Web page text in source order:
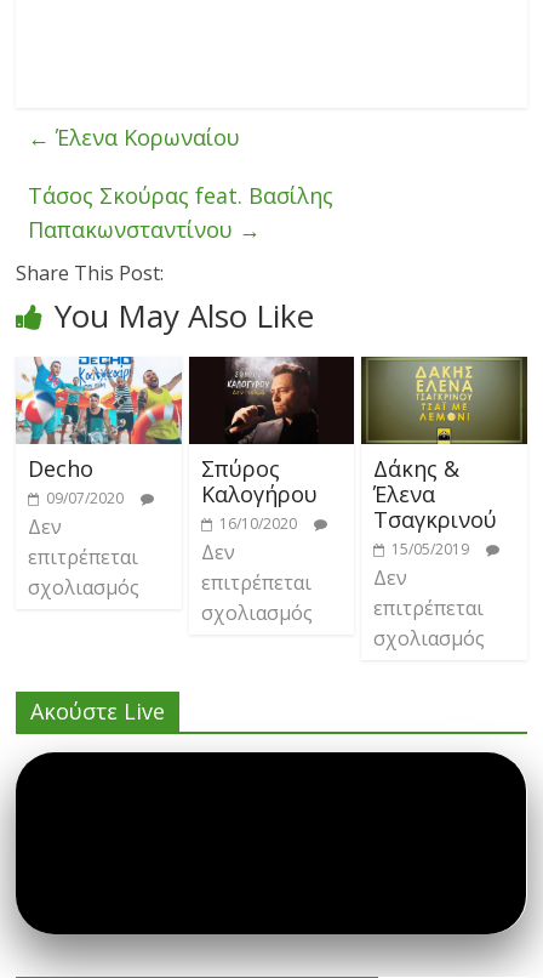
← Έλενα Κορωναίου
Τάσος Σκούρας feat. Βασίλης
Παπακωνσταντίνου →
Share This Post:
You May Also Like
Decho
09/07/2020
Δεν
επιτρέπεται
σχολιασμός
Σπύρος
Καλογήρου
16/10/2020
Δεν
επιτρέπεται
σχολιασμός
Δάκης &
Έλενα
Τσαγκρινού
15/05/2019
Δεν
επιτρέπεται
σχολιασμός
Ακούστε Live